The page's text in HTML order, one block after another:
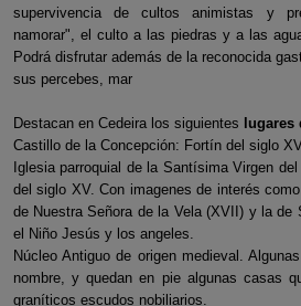
supervivencia de cultos animistas y
namorar", el culto a las piedras y a las
Podrá disfrutar además de la reconocida
sus percebes, mar
Destacan en Cedeira los siguientes lugares
Castillo de la Concepción: Fortín del siglo
Iglesia parroquial de la Santísima Virgen
del siglo XV. Con imagenes de interés
de Nuestra Señora de la Vela (XVII) y la de
el Niño Jesús y los angeles.
Núcleo Antiguo de origen medieval.
nombre, y quedan en pie algunas casas
graníticos escudos nobiliarios.